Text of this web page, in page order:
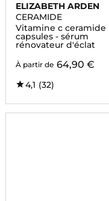
ELIZABETH ARDEN
CERAMIDE
Vitamine c ceramide
capsules - sérum
rénovateur d'éclat
À partir de 64,90 €
4,1 (32)